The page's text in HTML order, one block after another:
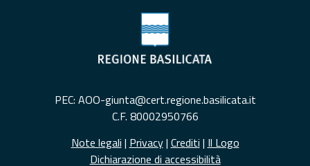
PEC: AOO-giunta@cert.regione.basilicata.it
C.F. 80002950766
Note legali | Privacy| Crediti | Il Logo
Dichiarazione di accessibilità